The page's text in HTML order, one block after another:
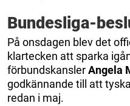
Bundesliga-
På onsdagen blev det
klartecken att sparka
förbundskanslerAngela
godkännande till att
redan i maj.